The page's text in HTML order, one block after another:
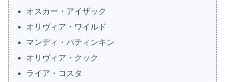
オスカー・アイザック
オリヴィア・ワイルド
マンディ・パティンキン
オリヴィア・クック
ライア・コスタ